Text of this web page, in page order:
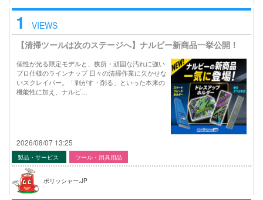
1
VIEWS
【清掃ツールは次のステージへ】ナルビー新商品一挙公開！
個性が光る限定モデルと、狭所・頑固な汚れに強い
プロ仕様のラインナップ 日々の清掃作業に欠かせな
いスクレイパー。「剥がす・削る」といった本来の
機能性に加え、ナルビ…
2026/08/07 13:25
製品・サービス ツール・用具用品
ポリッシャー.JP